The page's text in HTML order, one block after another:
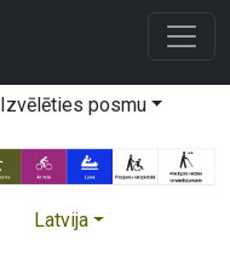
Izvēlēties posmu
Latvija